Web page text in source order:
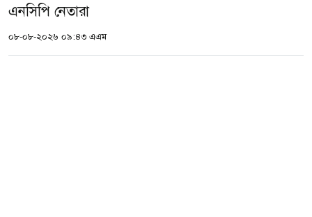
এনসিপি নেতারা
০৮-০৮-২০২৬ ০৯:৪৩ এএম